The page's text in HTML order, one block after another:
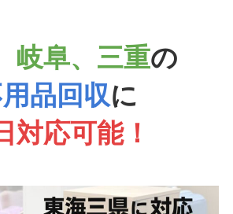
岐阜、三重の
品回収に
対応可能！